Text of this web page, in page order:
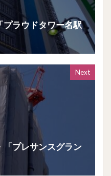
ラウドタワー名駅
Next
「プレサンスグラン